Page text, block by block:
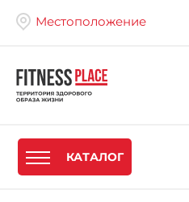
Местоположение
КАТАЛОГ